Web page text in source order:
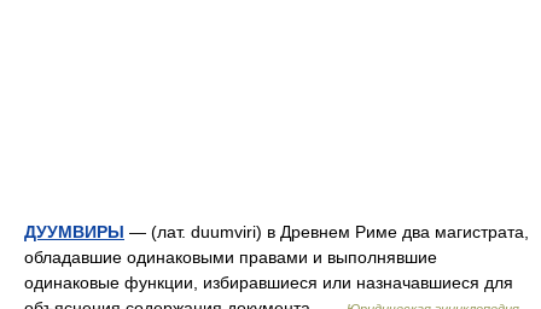
ДУУМВИРЫ — (лат. duumviri) в Древнем Риме два магистрата,
обладавшие одинаковыми правами и выполнявшие
одинаковые функции, избиравшиеся или назначавшиеся для